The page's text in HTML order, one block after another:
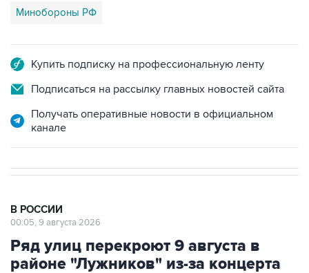
Минобороны РФ
Купить подписку на профессиональную ленту
Подписаться на рассылку главных новостей сайта
Получать оперативные новости в официальном
канале
В РОССИИ
00:05, 9 августа 2026
Ряд улиц перекроют 9 августа в
районе "Лужников" из-за концерта